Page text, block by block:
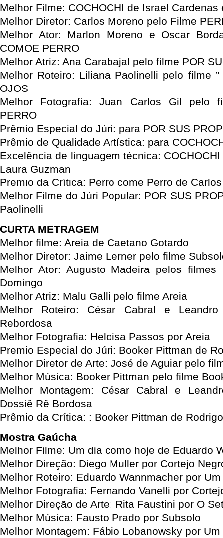
Melhor Filme: COCHOCHI de Israel Cardenas
Melhor Diretor: Carlos Moreno pelo Filme
Melhor Ator: Marlon Moreno e Oscar
COMOE PERRO
Melhor Atriz: Ana Carabajal pelo filme POR
Melhor Roteiro: Liliana Paolinelli pelo filme ”
OJOS
Melhor Fotografia: Juan Carlos Gil pelo
PERRO
Prêmio Especial do Júri: para POR SUS
Prêmio de Qualidade Artística: para
Excelência de linguagem técnica:
Laura Guzman
Premio da Crítica: Perro come Perro de
Melhor Filme do Júri Popular: POR SUS
Paolinelli
CURTA METRAGEM
Melhor filme: Areia de Caetano Gotardo
Melhor Diretor: Jaime Lerner pelo filme
Melhor Ator: Augusto Madeira pelos
Domingo
Melhor Atriz: Malu Galli pelo filme Areia
Melhor Roteiro: César Cabral e
Rebordosa
Melhor Fotografia: Heloisa Passos por Areia
Premio Especial do Júri: Booker Pittman de
Melhor Diretor de Arte: José de Aguiar pelo
Melhor Música: Booker Pittman pelo filme
Melhor Montagem: César Cabral e
Dossiê Rê Bordosa
Prêmio da Crítica: : Booker Pittman de
Mostra Gaúcha
Melhor Filme: Um dia como hoje de Eduardo
Melhor Direção: Diego Muller por Cortejo
Melhor Roteiro: Eduardo Wannmacher por
Melhor Fotografia: Fernando Vanelli por
Melhor Direção de Arte: Rita Faustini por O
Melhor Música: Fausto Prado por Subsolo
Melhor Montagem: Fábio Lobanowsky por